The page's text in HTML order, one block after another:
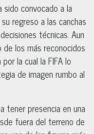
sido convocado a la
regreso a las canchas
técnicas. Aun
de los más reconocidos
la cual la FIFA lo
de imagen rumbo al
tener presencia en una
fuera del terreno de